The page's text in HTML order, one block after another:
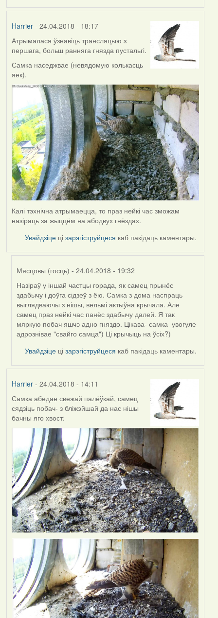
Harrier- 24.04.2018 - 18:17
Атрымалася ўзнавіць трансляцыю з
першага, больш ранняга гнязда пустальгі.
Самка наседжвае (невядомую колькасць
яек).
Калі тэхнічна атрымаецца, то праз нейкі час зможам
назіраць за жыццём на абодвух гнёздах.
Увайдзіце цізарэгіструйцеся каб пакідаць каментары.
Мясцовы (госць) - 24.04.2018 - 19:32
In
reply
to
by
Harrier
Назіраў у іншай частцы горада, як самец прынёс
здабычу і доўга сідзеў з ёю. Самка з дома наспраць
выглядваючы з нішы, вельмі актыўна крычала. Але
самец праз нейкі час панёс здабычу далей. Я так
мяркую побач яшчэ адно гняздо. Цікава- самка увогуле
адрознівае "свайго самца") Ці крычыць на ўсіх?)
Увайдзіце цізарэгіструйцеся каб пакідаць каментары.
Harrier- 24.04.2018 - 14:11
Самка абедае свежай палёўкай, самец
сядзіць побач- з бліжэйшай да нас нішы
бачны яго хвост: